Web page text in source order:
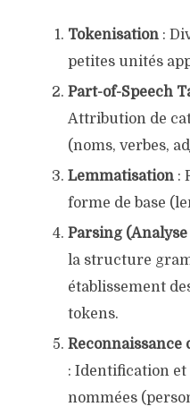
Tokenisation:
petites unités
Part-of-Speech
Attribution de
(noms, verbes,
Lemmatisation:
forme de base
Parsing
la structure
établissement
tokens.
Reconnaissance
: Identification
nommées